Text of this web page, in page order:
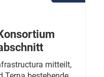
mitteilt,